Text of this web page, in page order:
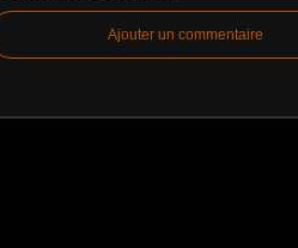
Ajouter un commentaire